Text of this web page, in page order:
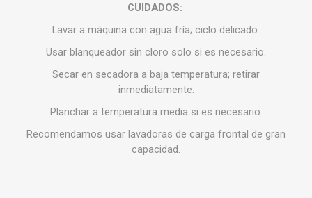
CUIDADOS:
Lavar a máquina con agua fría; ciclo delicado.
Usar blanqueador sin cloro solo si es necesario.
Secar en secadora a baja temperatura; retirar
inmediatamente.
Planchar a temperatura media si es necesario.
Recomendamos usar lavadoras de carga frontal de gran
capacidad.